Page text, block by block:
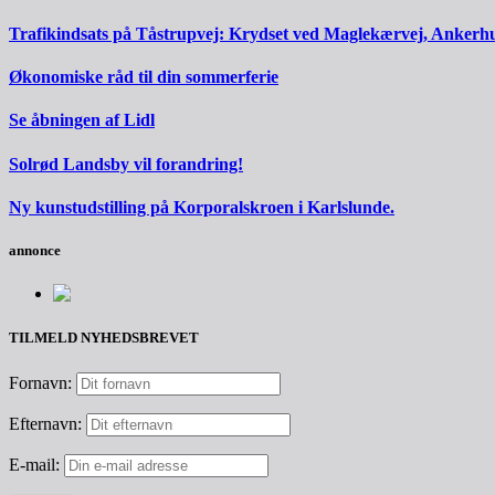
Trafikindsats på Tåstrupvej: Krydset ved Maglekærvej,
Økonomiske råd til din sommerferie
Se åbningen af Lidl
Solrød Landsby vil forandring!
Ny kunstudstilling på Korporalskroen i Karlslunde.
annonce
TILMELD NYHEDSBREVET
Fornavn:
Efternavn:
E-mail: